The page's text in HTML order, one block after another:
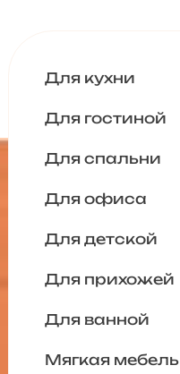
Для кухни
Для гостиной
Для спальни
Для офиса
Для детской
Для прихожей
Для ванной
Мягкая мебель